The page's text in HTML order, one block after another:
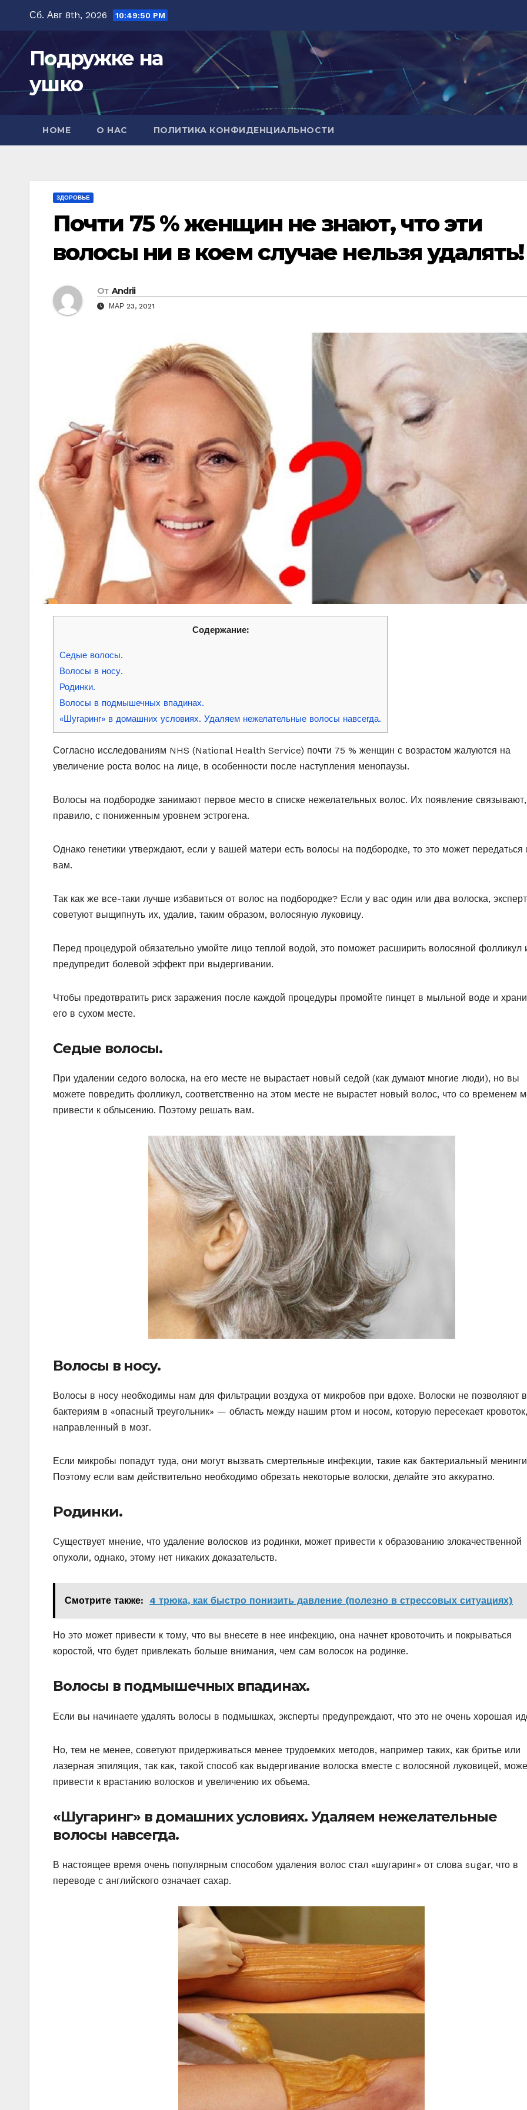
содержимому
Сб. Авг 8th, 2026 10:49:51 PM
Подружке на
ушко
HOME О НАС ПОЛИТИКА КОНФИДЕНЦИАЛЬНОСТИ
ЗДОРОВЬЕ
Почти 75 % женщин не знают, что эти
волосы ни в коем случае нельзя удалять!
От Andrii
МАР 23, 2021
Содержание:
Седые волосы.
Волосы в носу.
Родинки.
Волосы в подмышечных впадинах.
«Шугаринг» в домашних условиях. Удаляем нежелательные волосы навсегда.
Согласно исследованиям NHS (National Health Service) почти 75 % женщин с возрастом жалуются на
увеличение роста волос на лице, в особенности после наступления менопаузы.
Волосы на подбородке занимают первое место в списке нежелательных волос. Их появление связывают,
правило, с пониженным уровнем эстрогена.
Однако генетики утверждают, если у вашей матери есть волосы на подбородке, то это может передаться
вам.
Так как же все-таки лучше избавиться от волос на подбородке? Если у вас один или два волоска,
советуют выщипнуть их, удалив, таким образом, волосяную луковицу.
Перед процедурой обязательно умойте лицо теплой водой, это поможет расширить волосяной фолликул
предупредит болевой эффект при выдергивании.
Чтобы предотвратить риск заражения после каждой процедуры промойте пинцет в мыльной воде и
его в сухом месте.
Седые волосы.
При удалении седого волоска, на его месте не вырастает новый седой (как думают многие люди), но вы
можете повредить фолликул, соответственно на этом месте не вырастет новый волос, что со временем
привести к облысению. Поэтому решать вам.
Волосы в носу.
Волосы в носу необходимы нам для фильтрации воздуха от микробов при вдохе. Волоски не позволяют
бактериям в «опасный треугольник» — область между нашим ртом и носом, которую пересекает кровоток,
направленный в мозг.
Если микробы попадут туда, они могут вызвать смертельные инфекции, такие как бактериальный
Поэтому если вам действительно необходимо обрезать некоторые волоски, делайте это аккуратно.
Родинки.
Существует мнение, что удаление волосков из родинки, может привести к образованию злокачественной
опухоли, однако, этому нет никаких доказательств.
Смотрите также: 4 трюка, как быстро понизить давление (полезно в стрессовых ситуациях)
Но это может привести к тому, что вы внесете в нее инфекцию, она начнет кровоточить и покрываться
коростой, что будет привлекать больше внимания, чем сам волосок на родинке.
Волосы в подмышечных впадинах.
Если вы начинаете удалять волосы в подмышках, эксперты предупреждают, что это не очень хорошая
Но, тем не менее, советуют придерживаться менее трудоемких методов, например таких, как бритье или
лазерная эпиляция, так как, такой способ как выдергивание волоска вместе с волосяной луковицей,
привести к врастанию волосков и увеличению их объема.
«Шугаринг» в домашних условиях. Удаляем нежелательные
волосы навсегда.
В настоящее время очень популярным способом удаления волос стал «шугаринг» от слова sugar, что в
переводе с английского означает сахар.